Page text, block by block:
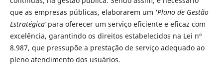
que as empresas públicas, elaborarem um ‘Plano de Gestão
Estratégica’para oferecer um serviço eficiente e eficaz com
excelência, garantindo os direitos estabelecidos na Lei nº
8.987, que pressupõe a prestação de serviço adequado ao
pleno atendimento dos usuários.